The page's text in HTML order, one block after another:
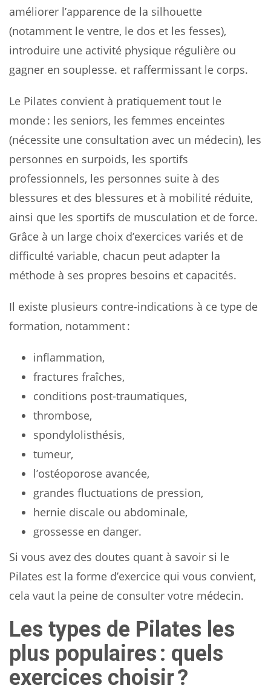
améliorer l’apparence de la silhouette
(notamment le ventre, le dos et les fesses),
introduire une activité physique régulière ou
gagner en souplesse. et raffermissant le corps.
Le Pilates convient à pratiquement tout le
monde : les seniors, les femmes enceintes
(nécessite une consultation avec un médecin), les
personnes en surpoids, les sportifs
professionnels, les personnes suite à des
blessures et des blessures et à mobilité réduite,
ainsi que les sportifs de musculation et de force.
Grâce à un large choix d’exercices variés et de
difficulté variable, chacun peut adapter la
méthode à ses propres besoins et capacités.
Il existe plusieurs contre-indications à ce type de
formation, notamment :
inflammation,
fractures fraîches,
conditions post-traumatiques,
thrombose,
spondylolisthésis,
tumeur,
l’ostéoporose avancée,
grandes fluctuations de pression,
hernie discale ou abdominale,
grossesse en danger.
Si vous avez des doutes quant à savoir si le
Pilates est la forme d’exercice qui vous convient,
cela vaut la peine de consulter votre médecin.
Les types de Pilates les
plus populaires : quels
exercices choisir ?